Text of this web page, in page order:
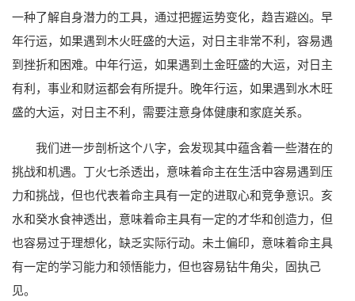
一种了解自身潜力的工具，通过把握运势变化，趋吉避凶。早
年行运，如果遇到木火旺盛的大运，对日主非常不利，容易遇
到挫折和困难。中年行运，如果遇到土金旺盛的大运，对日主
有利，事业和财运都会有所提升。晚年行运，如果遇到水木旺
盛的大运，对日主不利，需要注意身体健康和家庭关系。
我们进一步剖析这个八字，会发现其中蕴含着一些潜在的
挑战和机遇。丁火七杀透出，意味着命主在生活中容易遇到压
力和挑战，但也代表着命主具有一定的进取心和竞争意识。亥
水和癸水食神透出，意味着命主具有一定的才华和创造力，但
也容易过于理想化，缺乏实际行动。未土偏印，意味着命主具
有一定的学习能力和领悟能力，但也容易钻牛角尖，固执己
见。